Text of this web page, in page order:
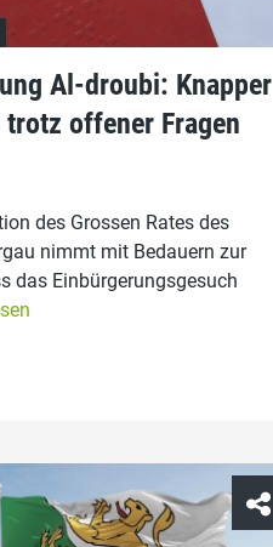
Al-droubi: Knapper
trotz offener Fragen
des Grossen Rates des
nimmt mit Bedauern zur
das Einbürgerungsgesuch